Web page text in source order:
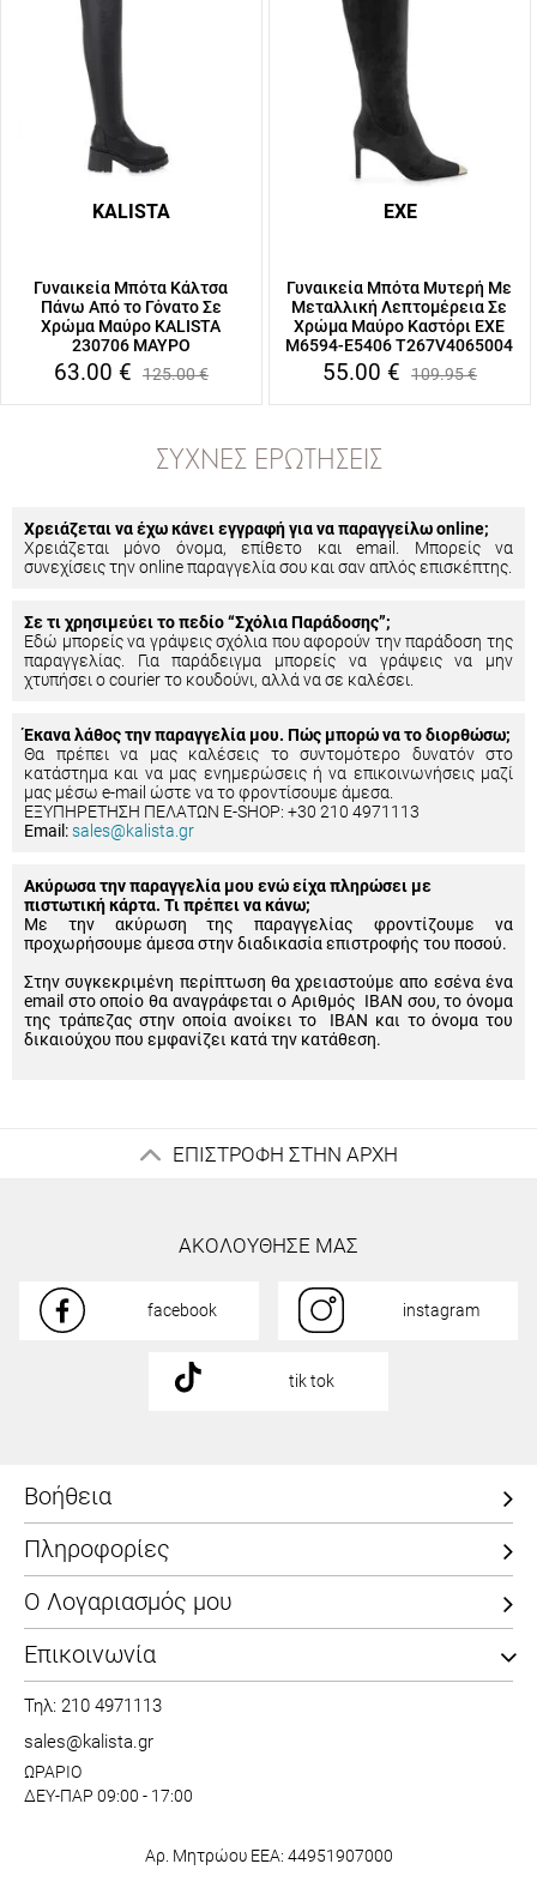
KALISTA
Γυναικεία Μπότα Κάλτσα
Πάνω Από το Γόνατο Σε
Χρώμα Μαύρο KALISTA
230706 ΜΑΥΡΟ
63.00 € 125.00€
EXE
Γυναικεία Μπότα Μυτερή Με
Μεταλλική Λεπτομέρεια Σε
Χρώμα Μαύρο Καστόρι EXE
M6594-E5406 T267V4065004
55.00 € 109.95€
ΣΥΧΝΈΣ ΕΡΩΤΉΣΕΙΣ
Χρειάζεται να έχω κάνει εγγραφή για να παραγγείλω online;
Χρειάζεται μόνο όνομα, επίθετο και email. Μπορείς να
συνεχίσεις την online παραγγελία σου και σαν απλός επισκέπτης.
Σε τι χρησιμεύει το πεδίο “Σχόλια Παράδοσης”;
Εδώ μπορείς να γράψεις σχόλια που αφορούν την παράδοση της
παραγγελίας. Για παράδειγμα μπορείς να γράψεις να μην
χτυπήσει ο courier το κουδούνι, αλλά να σε καλέσει.
Έκανα λάθος την παραγγελία μου. Πώς μπορώ να το διορθώσω;
Θα πρέπει να μας καλέσεις το συντομότερο δυνατόν στο
κατάστημα και να μας ενημερώσεις ή να επικοινωνήσεις μαζί
μας μέσω e-mail ώστε να το φροντίσουμε άμεσα.
ΕΞΥΠΗΡΕΤΗΣΗ ΠΕΛΑΤΩΝ E-SHOP: +30 210 4971113
Email:sales@kalista.gr
Ακύρωσα την παραγγελία μου ενώ είχα πληρώσει με
πιστωτική κάρτα. Τι πρέπει να κάνω;
Με την ακύρωση της παραγγελίας φροντίζουμε να
προχωρήσουμε άμεσα στην διαδικασία επιστροφής του ποσού.
Στην συγκεκριμένη περίπτωση θα χρειαστούμε απο εσένα ένα
email στο οποίο θα αναγράφεται ο Αριθμός IBAN σου, το όνομα
της τράπεζας στην οποία ανοίκει το IBAN και το όνομα του
δικαιούχου που εμφανίζει κατά την κατάθεση.
ΕΠΙΣΤΡΟΦΗ ΣΤΗΝ ΑΡΧΗ
ΑΚΟΛΟΥΘΗΣΕ ΜΑΣ
facebook instagram
tik tok
Βοήθεια
Πληροφορίες
Ο Λογαριασμός μου
Επικοινωνία
Τηλ: 210 4971113
sales@kalista.gr
ΩΡΑΡΙΟ
ΔΕΥ-ΠΑΡ 09:00 - 17:00
Αρ. Μητρώου ΕΕΑ: 44951907000